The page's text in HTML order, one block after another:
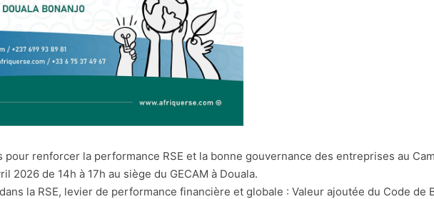
pour renforcer la performance RSE et la bonne gouvernance des entreprises au
2026 de 14h à 17h au siège du GECAM à Douala.
la RSE, levier de performance financière et globale : Valeur ajoutée du Code de